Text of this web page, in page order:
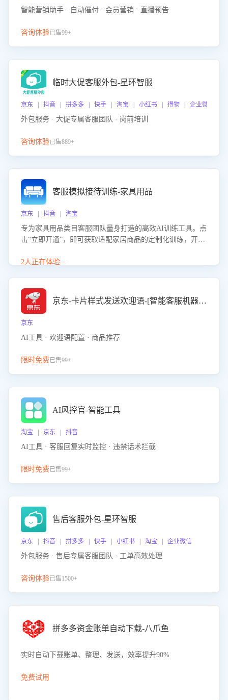
智能营销助手 · 自动催付 · 会员营销 · 直播预告
咨询体验已售99+
临时大促客服外包-星环智服
京东 | 抖音 | 拼多多 | 快手 | 淘宝 | 小红书 | 得物 | 企业微信
外包服务 · 大促专属客服团队 · 岗前培训
咨询体验已售889+
客服模拟接待训练-家具用品
京东 | 抖音 | 淘宝
专为家具用品类目客服团队量身打造的高效AI训练工具。点
击“立即开通”，即可获取适配家居商品的定制化训练，开启
能、尺寸参数咨询等高频场景下的专业应对能力。
2人正在体验...
京东-卡片样式发送欢迎语-[智能客服机器人]
京东
AI工具 · 欢迎语配置 · 商品推荐
限时免费已售99+
AI风控官-智能工具
淘宝 | 京东 | 抖音
AI工具 · 客服回复实时监控 · 违禁话术拦截
限时免费已售99+
售后客服外包-星环智服
京东 | 抖音 | 拼多多 | 快手 | 小红书 | 淘宝 | 企业微信
外包服务 · 售后专属客服团队 · 工单高效处理
咨询体验已售1500+
拼多多资金账单自动下载-八爪鱼
实时自动下载账单、整理、发送，效率提升90%
免费试用